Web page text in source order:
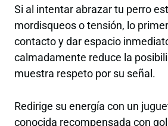
Si al intentar abrazar tu perro
mordisqueos o tensión, lo
contacto y dar espacio
calmadamente reduce la
muestra respeto por su señal.
Redirige su energía con un
conocida recompensada con